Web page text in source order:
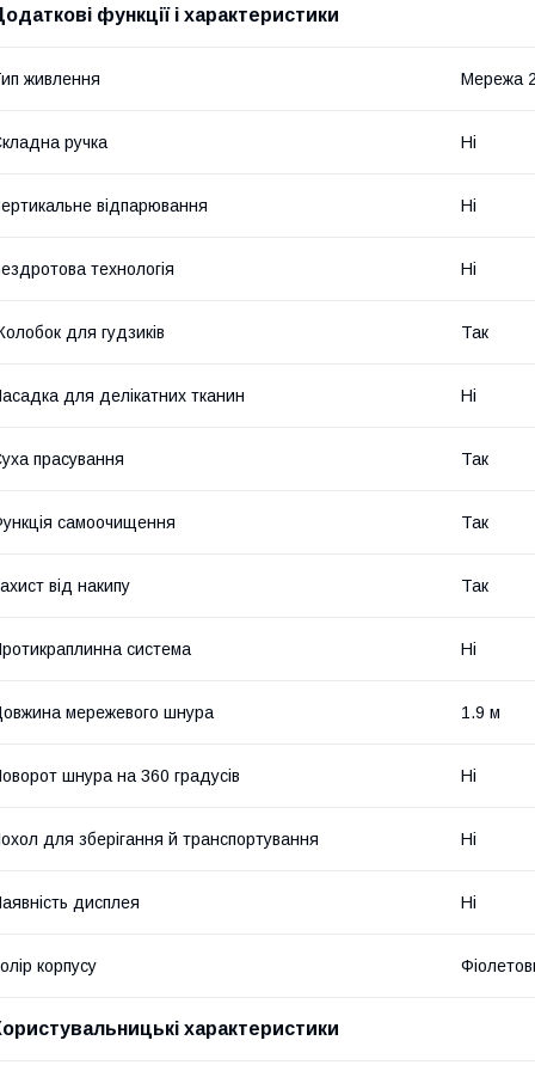
функції і характеристики
живлення Мережа
ручка Ні
відпарювання Ні
технологія Ні
для гудзиків Так
для делікатних тканин Ні
прасування Так
самоочищення Так
від накипу Так
система Ні
мережевого шнура 1.9 м
шнура на 360 градусів Ні
для зберігання й транспортування Ні
дисплея Ні
корпусу
характеристики